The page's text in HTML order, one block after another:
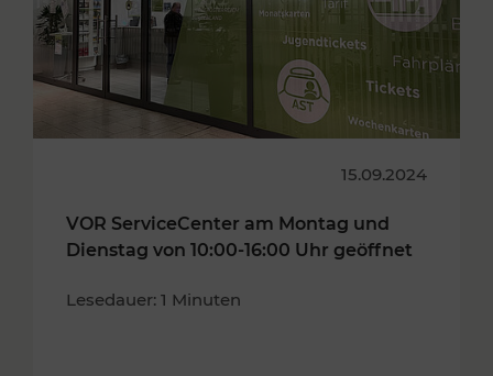
15.09.2024
VOR ServiceCenter am Montag und
Dienstag von 10:00-16:00 Uhr geöffnet
Lesedauer: 1 Minuten